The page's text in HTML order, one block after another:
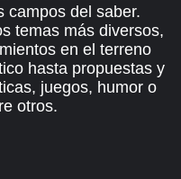
campos del saber.
temas más diversos,
en el terreno
hasta propuestas y
juegos, humor o
otros.